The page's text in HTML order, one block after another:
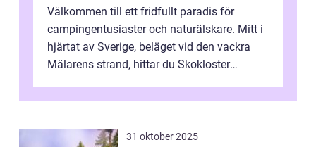
Välkommen till ett fridfullt paradis för
campingentusiaster och naturälskare. Mitt i
hjärtat av Sverige, beläget vid den vackra
Mälarens strand, hittar du Skokloster
31 oktober 2025